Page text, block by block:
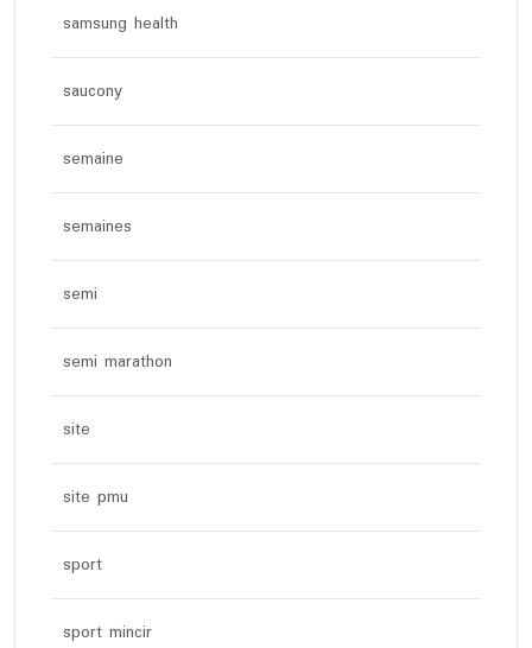
samsung health
saucony
semaine
semaines
semi
semi marathon
site
site pmu
sport
sport mincir